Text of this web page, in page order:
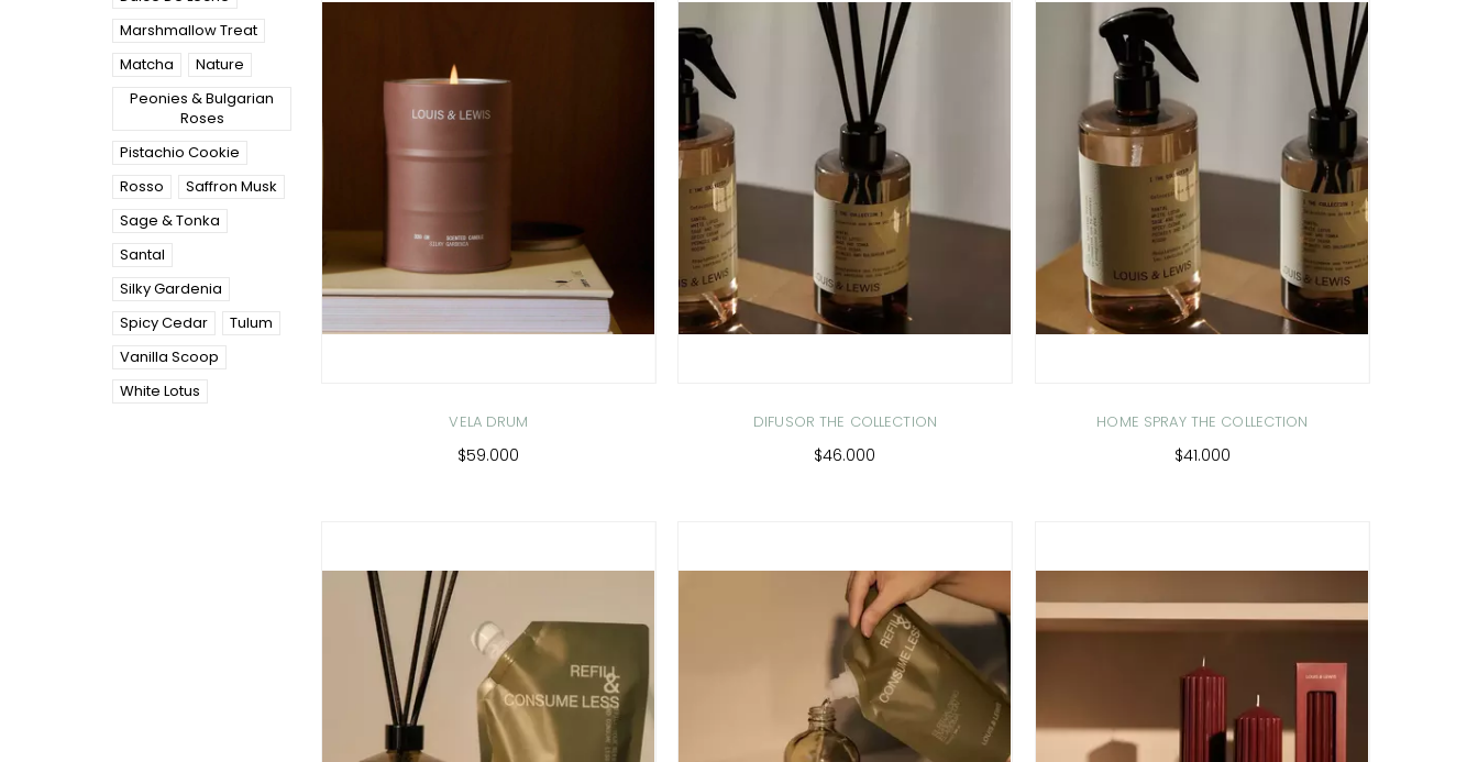
Marshmallow Treat
Matcha
Nature
Peonies & Bulgarian
Roses
Pistachio Cookie
Rosso
Saffron Musk
Sage & Tonka
Santal
Silky Gardenia
Spicy Cedar
Tulum
Vanilla Scoop
White Lotus
VELA DRUM
$59.000
DIFUSOR THE COLLECTION
$46.000
HOME SPRAY THE COLLECTION
$41.000